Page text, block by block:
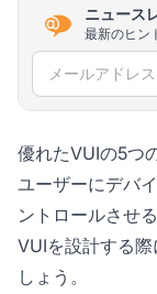
ニュース
最新のヒン
メールアドレス
優れたVUIの5つ
ユーザーにデバ
ントロールさせ
VUIを設計する
しょう。